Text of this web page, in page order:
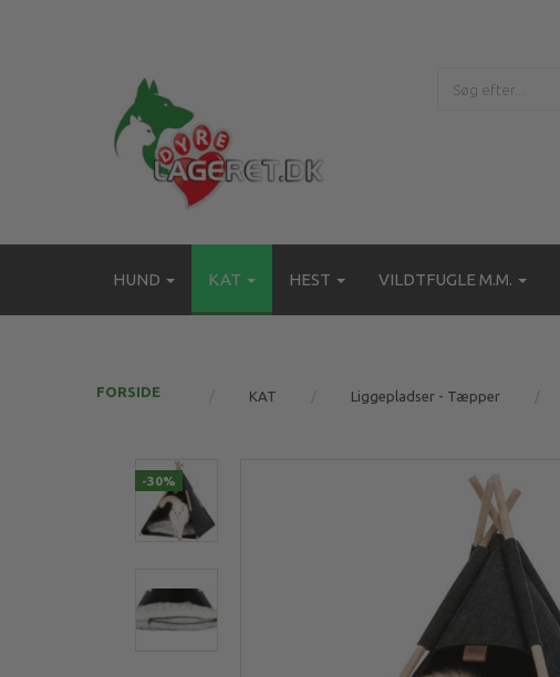
HUND KAT HEST VILDTFUGLE M.M.
FORSIDE KAT Liggepladser - Tæpper
-30%